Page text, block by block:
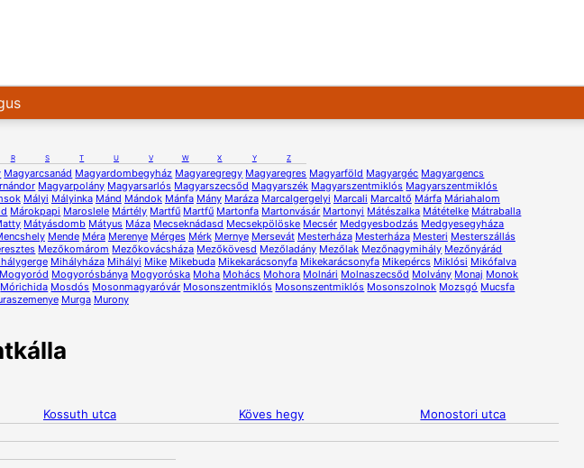
R S T U V W X Y Z
Magyarcsanád Magyardombegyház Magyaregregy Magyaregres Magyarföld Magyargéc Magyargencs
Magyarpolány Magyarsarlós Magyarszecsőd Magyarszék Magyarszentmiklós Magyarszentmiklós
Mályi Mályinka Mánd Mándok Mánfa Mány Maráza Marcalgergelyi Marcali Marcaltő Márfa Máriahalom
Márokpapi Maroslele Mártély Martfű Martfű Martonfa Martonvásár Martonyi Mátészalka Mátételke Mátraballa
Mátyásdomb Mátyus Máza Mecseknádasd Mecsekpölöske Mecsér Medgyesbodzás Medgyesegyháza
Mende Méra Merenye Mérges Mérk Mernye Mersevát Mesterháza Mesterháza Mesteri Mesterszállás
Mezőkomárom Mezőkovácsháza Mezőkövesd Mezőladány Mezőlak Mezőnagymihály Mezőnyárád
Mihályháza Mihályi Mike Mikebuda Mikekarácsonyfa Mikekarácsonyfa Mikepércs Miklósi Mikófalva
Mogyoród Mogyorósbánya Mogyoróska Moha Mohács Mohora Molnári Molnaszecsőd Molvány Monaj Monok
Mórichida Mosdós Mosonmagyaróvár Mosonszentmiklós Mosonszentmiklós Mosonszolnok Mozsgó Mucsfa
Murga Murony
Kossuth utca Köves hegy
Monostori utca